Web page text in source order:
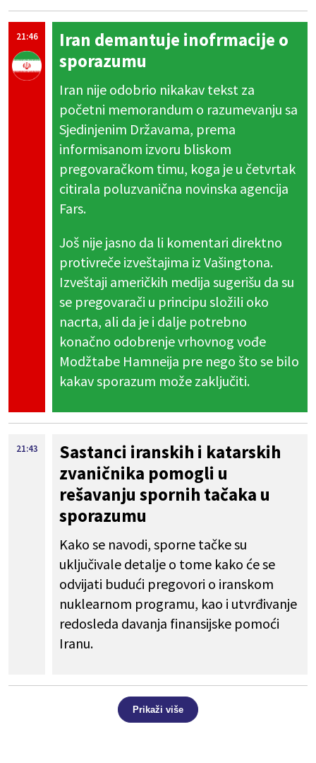
21:46
Iran demantuje inofrmacije o
sporazumu
Iran nije odobrio nikakav tekst za
početni memorandum o razumevanju sa
Sjedinjenim Državama, prema
informisanom izvoru bliskom
pregovaračkom timu, koga je u četvrtak
citirala poluzvanična novinska agencija
Fars.
Još nije jasno da li komentari direktno
protivreče izveštajima iz Vašingtona.
Izveštaji američkih medija sugerišu da su
se pregovarači u principu složili oko
nacrta, ali da je i dalje potrebno
konačno odobrenje vrhovnog vođe
Modžtabe Hamneija pre nego što se bilo
kakav sporazum može zaključiti.
21:43
Sastanci iranskih i katarskih
zvaničnika pomogli u
rešavanju spornih tačaka u
sporazumu
Kako se navodi, sporne tačke su
uključivale detalje o tome kako će se
odvijati budući pregovori o iranskom
nuklearnom programu, kao i utvrđivanje
redosleda davanja finansijske pomoći
Iranu.
Prikaži više